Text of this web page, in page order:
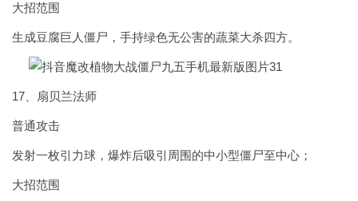
大招范围
生成豆腐巨人僵尸，手持绿色无公害的蔬菜大杀四方。
17、扇贝兰法师
普通攻击
发射一枚引力球，爆炸后吸引周围的中小型僵尸至中心；
大招范围